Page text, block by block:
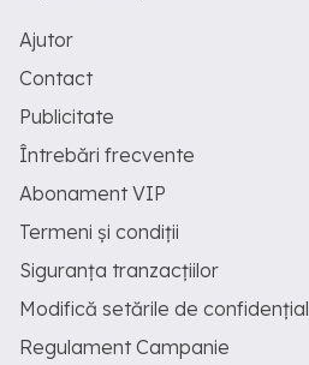
Ajutor
Contact
Publicitate
Întrebări frecvente
Abonament VIP
Termeni și condiții
Siguranța tranzacțiilor
Modifică setările de
Regulament Campanie